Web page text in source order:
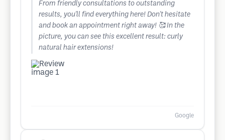
From friendly consultations to outstanding
results, you'll find everything here! Don't hesitate
and book an appointment right away! 🥰 In the
picture, you can see this excellent result: curly
natural hair extensions!
Google